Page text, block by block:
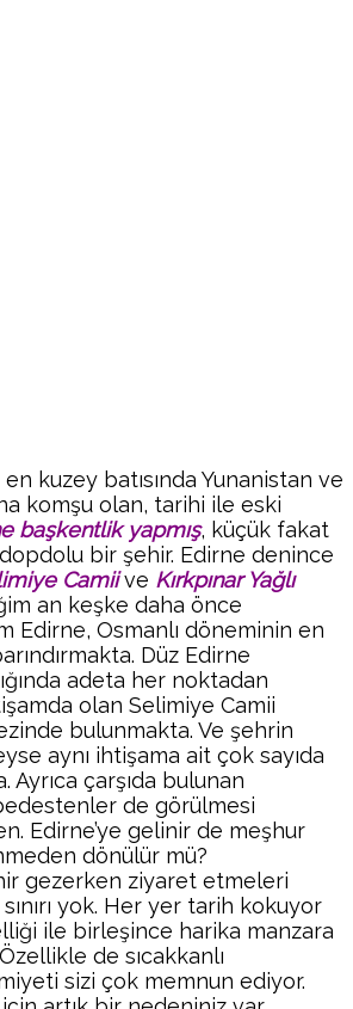
kuzey batısında Yunanistan ve
komşu olan, tarihi ile eski
başkentlik yapmış, küçük fakat
bir şehir. Edirne denince
Camiive Kırkpınar Yağlı
an keşke daha önce
Edirne, Osmanlı döneminin en
Düz Edirne
adeta her noktadan
olan Selimiye Camii
bulunmakta. Ve şehrin
aynı ihtişama ait çok sayıda
Ayrıca çarşıda bulunan
de görülmesi
Edirne’ye gelinir de meşhur
dönülür mü?
gezerken ziyaret etmeleri
yok. Her yer tarih kokuyor
ile birleşince harika manzara
Özellikle de sıcakkanlı
sizi çok memnun ediyor.